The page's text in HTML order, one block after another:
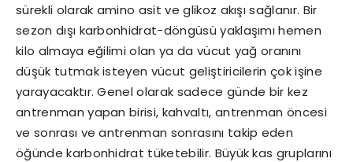
sürekli olarak amino asit ve glikoz akışı sağlanır. Bir
sezon dışı karbonhidrat-döngüsü yaklaşımı hemen
kilo almaya eğilimi olan ya da vücut yağ oranını
düşük tutmak isteyen vücut geliştiricilerin çok işine
yarayacaktır. Genel olarak sadece günde bir kez
antrenman yapan birisi, kahvaltı, antrenman öncesi
ve sonrası ve antrenman sonrasını takip eden
öğünde karbonhidrat tüketebilir. Büyük kas gruplarını